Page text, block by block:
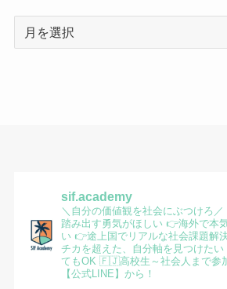
sif.academy
＼自分の価値観を社会にぶつけろ／
踏み出す勇気がほしい👉海外で本
い👉途上国でリアルな社会課題解
チカを超えた、自分軸を見つけたい
てもOK🇫🇯高校生～社会人まで参
【公式LINE】から！